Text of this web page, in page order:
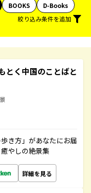
BOOKS
D-Books
絞り込み条件を追加
とく中国のことばと
き方」があなたにお届
やしの絶景集
詳細を見る